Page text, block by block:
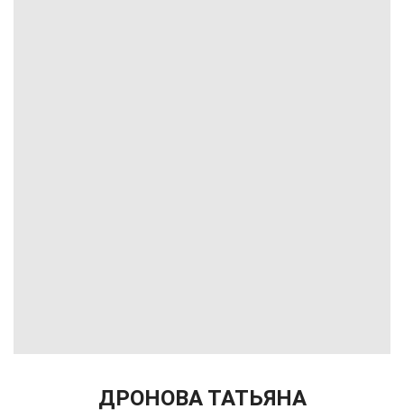
ДРОНОВА ТАТЬЯНА